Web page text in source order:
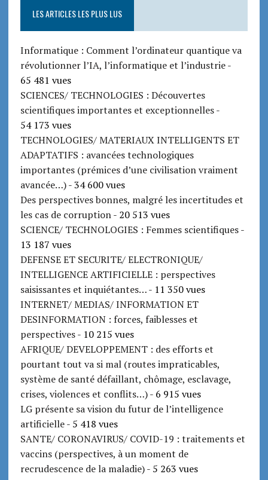
LES ARTICLES LES PLUS LUS
Informatique : Comment l’ordinateur quantique va
révolutionner l’IA, l’informatique et l’industrie-
65 481 vues
SCIENCES/ TECHNOLOGIES : Découvertes
scientifiques importantes et exceptionnelles-
54 173 vues
TECHNOLOGIES/ MATERIAUX INTELLIGENTS ET
ADAPTATIFS : avancées technologiques
importantes (prémices d’une civilisation vraiment
avancée…)- 34 600 vues
Des perspectives bonnes, malgré les incertitudes et
les cas de corruption- 20 513 vues
SCIENCE/ TECHNOLOGIES : Femmes scientifiques-
13 187 vues
DEFENSE ET SECURITE/ ELECTRONIQUE/
INTELLIGENCE ARTIFICIELLE : perspectives
saisissantes et inquiétantes…- 11 350 vues
INTERNET/ MEDIAS/ INFORMATION ET
DESINFORMATION : forces, faiblesses et
perspectives- 10 215 vues
AFRIQUE/ DEVELOPPEMENT : des efforts et
pourtant tout va si mal (routes impraticables,
système de santé défaillant, chômage, esclavage,
crises, violences et conflits…)- 6 915 vues
LG présente sa vision du futur de l’intelligence
artificielle- 5 418 vues
SANTE/ CORONAVIRUS/ COVID-19 : traitements et
vaccins (perspectives, à un moment de
recrudescence de la maladie)- 5 263 vues